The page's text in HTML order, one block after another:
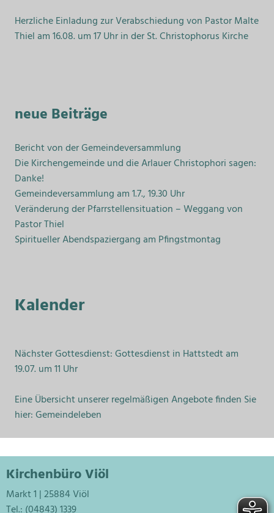
Herzliche Einladung zur Verabschiedung von Pastor Malte
Thiel am 16.08. um 17 Uhr in der St. Christophorus Kirche
neue Beiträge
Bericht von der Gemeindeversammlung
Die Kirchengemeinde und die Arlauer Christophori sagen:
Danke!
Gemeindeversammlung am 1.7., 19.30 Uhr
Veränderung der Pfarrstellensituation – Weggang von
Pastor Thiel
Spiritueller Abendspaziergang am Pfingstmontag
Kalender
Nächster Gottesdienst: Gottesdienst in Hattstedt am
19.07. um 11 Uhr
Eine Übersicht unserer regelmäßigen Angebote finden Sie
hier:Gemeindeleben
Kirchenbüro Viöl
Markt 1 | 25884 Viöl